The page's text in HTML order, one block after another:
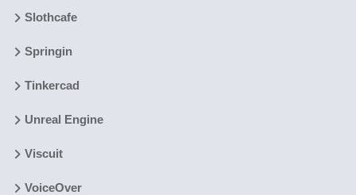
Slothcafe
Springin
Tinkercad
Unreal Engine
Viscuit
VoiceOver